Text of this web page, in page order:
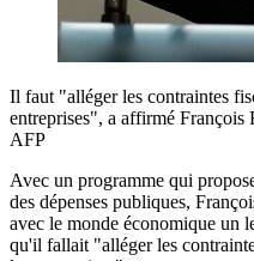
Il faut "alléger les contraintes
entreprises", a affirmé François
AFP
Avec un programme qui
des dépenses publiques,
avec le monde économique un
qu'il fallait "alléger les